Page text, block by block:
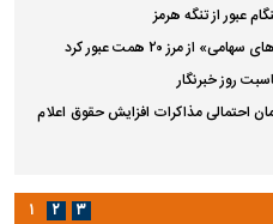
راهنمایی برای سرمایه‌گذاری
رفتارش را تصحیح نکند، تنگه هرمز باز
خزر دروغ است
آزادی: پول نداریم!